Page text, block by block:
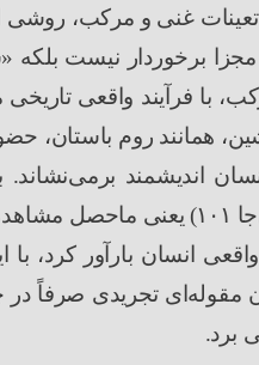
تعینات غنی و مرکب،
برخوردار نیست بلکه «
با فرآیند واقعی
همانند روم باستان،
اندیشمند برمینشاند.
جا ۱۰۱) یعنی ماحصل
انسان بارآور کرد، با
مقوله ای تجریدی صرفاً
برد.